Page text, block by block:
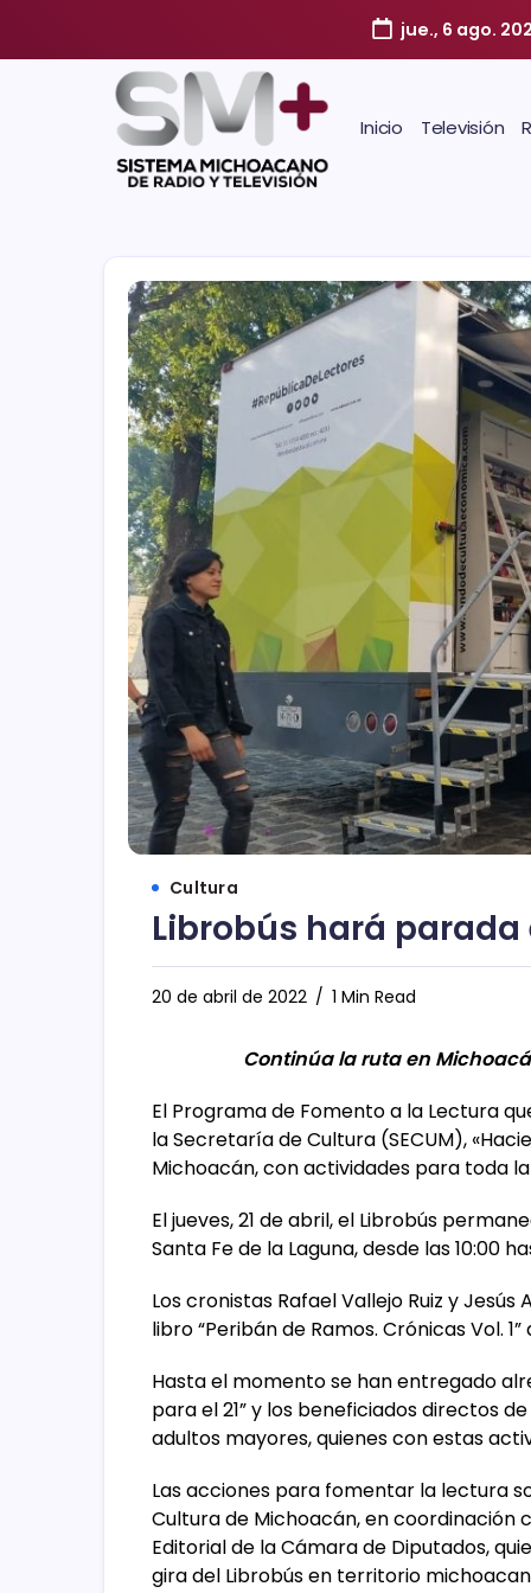
jue., 6 ago.
Inicio Televisión
Cultura
Librobús hará parada
20 de abril de 2022 1 Min Read
Continúa la ruta en
El Programa de Fomento a la Lectura
la Secretaría de Cultura (SECUM),
Michoacán, con actividades para toda
El jueves, 21 de abril, el Librobús
Santa Fe de la Laguna, desde las 10:00
Los cronistas Rafael Vallejo Ruiz y
libro “Peribán de Ramos. Crónicas Vol.
Hasta el momento se han entregado
para el 21” y los beneficiados directos
adultos mayores, quienes con estas
Las acciones para fomentar la lectura
Cultura de Michoacán, en coordinación
Editorial de la Cámara de Diputados,
gira del Librobús en territorio